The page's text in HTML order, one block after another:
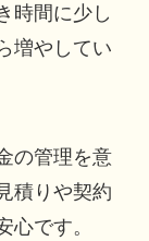
時間に少し
増やしてい
の管理を意
積りや契約
心です。